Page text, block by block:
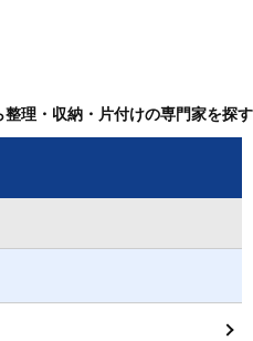
理・収納・片付けの専門家を探す